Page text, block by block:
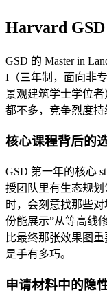
Harvard
GSD 的 Master in
I（三年制，面向非
景观建筑学士学位
都不多，竞争烈度持
核心课程背后的
GSD 第一年的核心
授团队里有生态规
时，会刻意找那些
份能展示”从等高线
比最终那张效果图
是手有多巧。
申请材料中的隐